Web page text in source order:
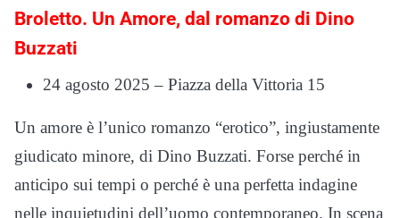
Broletto. Un Amore, dal romanzo di Dino
Buzzati
24 agosto 2025 – Piazza della Vittoria 15
Un amore è l’unico romanzo “erotico”, ingiustamente
giudicato minore, di Dino Buzzati. Forse perché in
anticipo sui tempi o perché è una perfetta indagine
nelle inquietudini dell’uomo contemporaneo. In scena